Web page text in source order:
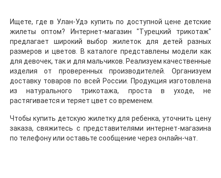
Ищете, где в Улан-Удэ купить по доступной цене детские
жилеты оптом? Интернет-магазин "Турецкий трикотаж"
предлагает широкий выбор жилеток для детей разных
размеров и цветов. В каталоге представлены модели как
для девочек, так и для мальчиков. Реализуем качественные
изделия от проверенных производителей. Организуем
доставку товаров по всей России. Продукция изготовлена
из натурального трикотажа, проста в уходе, не
растягивается и теряет цвет со временем.
Чтобы купить детскую жилетку для ребенка, уточнить цену
заказа, свяжитесь с представителями интернет-магазина
по телефону или оставьте сообщение через онлайн-чат.